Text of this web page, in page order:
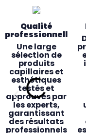
Qualité
professionnelle
Une large
sélection de
produits
capillaires et
esthétiques
testés et
approuvés par
les experts,
garantissant
des résultats
professionnels